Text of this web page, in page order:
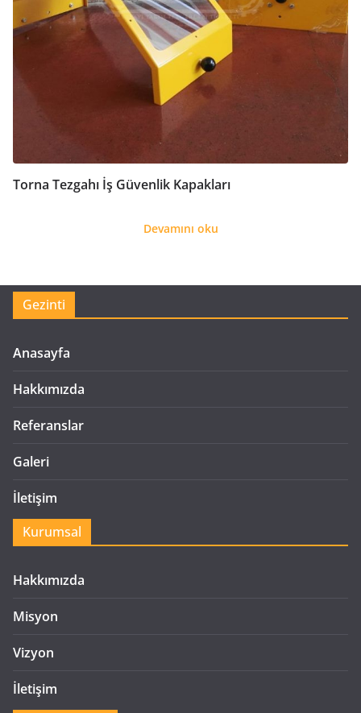
Torna Tezgahı İş Güvenlik Kapakları
Devamını oku
Gezinti
Anasayfa
Hakkımızda
Referanslar
Galeri
İletişim
Kurumsal
Hakkımızda
Misyon
Vizyon
İletişim